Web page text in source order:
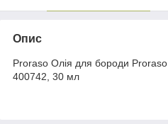
Опис
Proraso Олія для бороди
400742, 30 мл